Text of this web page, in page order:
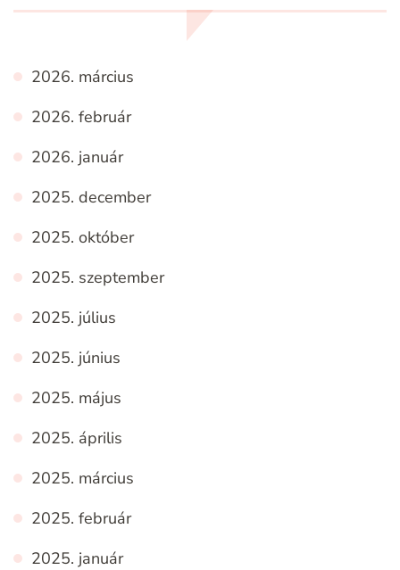
2026. március
2026. február
2026. január
2025. december
2025. október
2025. szeptember
2025. július
2025. június
2025. május
2025. április
2025. március
2025. február
2025. január